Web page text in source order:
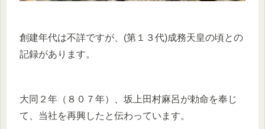
創建年代は不詳ですが、(第１３代)成務天皇の頃との
記録があります。
大同２年（８０７年）、坂上田村麻呂が勅命を奉じ
て、当社を再興したと伝わっています。